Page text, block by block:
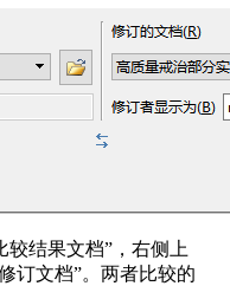
较结果文档”，右侧上
订文档”。两者比较的